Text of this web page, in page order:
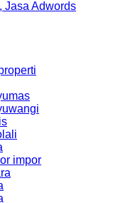
Jasa Adwords
impor